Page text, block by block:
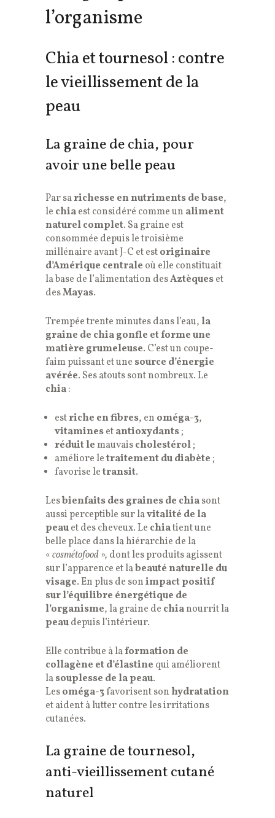
l’organisme
Chia et tournesol : contre
le vieillissement de la
peau
La graine de chia, pour
avoir une belle peau
Par sarichesse en nutriments de base,
le chiaest considéré comme un aliment
naturel complet. Sa graine est
consommée depuis le troisième
millénaire avant J-C et estoriginaire
d’Amérique centrale où elle constituait
la base de l’alimentation desAztèqueset
desMayas.
Trempée trente minutes dans l’eau, la
graine de chia gonfle et forme une
matière grumeleuse. C’est un coupe-
faim puissant et une source d’énergie
avérée. Ses atouts sont nombreux. Le
chia:
estriche en fibres, en oméga-3,
vitaminesetantioxydants;
réduit le mauvaischolestérol;
améliore letraitement du diabète ;
favorise letransit.
Lesbienfaits des graines de chiasont
aussi perceptible sur lavitalité de la
peauet des cheveux. Le chiatient une
belle place dans la hiérarchie de la
«cosmétofood », dont les produits agissent
sur l’apparence et labeauté naturelle du
visage. En plus de sonimpact positif
sur l’équilibre énergétique de
l’organisme, la graine de chianourrit la
peaudepuis l’intérieur.
Elle contribue à laformation de
collagène et d’élastine qui améliorent
lasouplesse de la peau.
Lesoméga-3favorisent son hydratation
et aident à lutter contre les irritations
cutanées.
La graine de tournesol,
anti-vieillissement cutané
naturel